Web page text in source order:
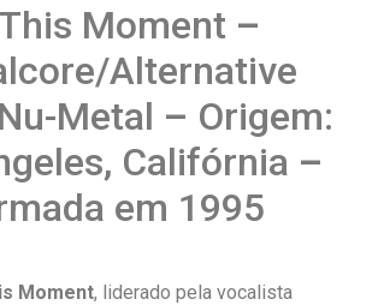
Moment –
Alternative
Metal – Origem:
Califórnia –
em 1995
Moment, liderado pela vocalista